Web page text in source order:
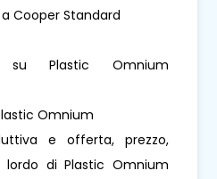
Cooper Standard
su Plastic Omnium
Omnium
e offerta, prezzo,
di Plastic Omnium